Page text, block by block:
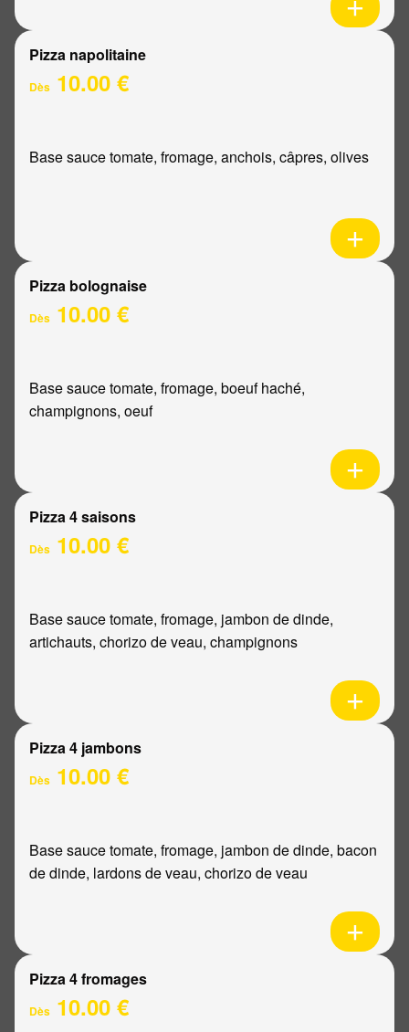
Pizza napolitaine
Dès 10.00 €
Base sauce tomate, fromage, anchois, câpres, olives
Pizza bolognaise
Dès 10.00 €
Base sauce tomate, fromage, boeuf haché,
champignons, oeuf
Pizza 4 saisons
Dès 10.00 €
Base sauce tomate, fromage, jambon de dinde,
artichauts, chorizo de veau, champignons
Pizza 4 jambons
Dès 10.00 €
Base sauce tomate, fromage, jambon de dinde, bacon
de dinde, lardons de veau, chorizo de veau
Pizza 4 fromages
Dès 10.00 €